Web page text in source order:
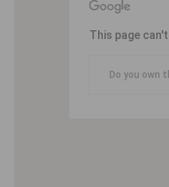
This page
Do you own